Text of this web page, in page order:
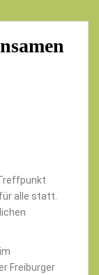
alle statt.
Freiburger